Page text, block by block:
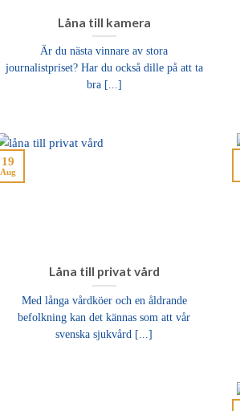
Låna till kamera
Är du nästa vinnare av stora
journalistpriset? Har du också dille på att ta
bra [...]
Låna till privat vård
Med långa vårdköer och en åldrande
befolkning kan det kännas som att vår
svenska sjukvård [...]
19
Aug